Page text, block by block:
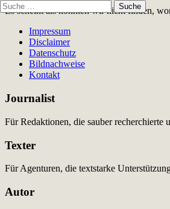
Es scheint als könnten wir nicht finden,
Impressum
Disclaimer
Datenschutz
Bildnachweise
Kontakt
Journalist
Für Redaktionen, die sauber recherchierte
Texter
Für Agenturen, die textstarke
Autor